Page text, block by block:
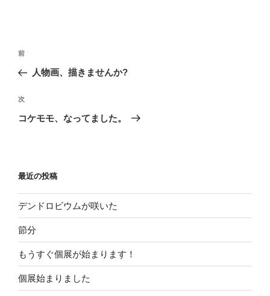
投
ナ
ビ
ゲ
ン
過
去
投
前
人物画、描きませんか?
次
の
次
コケモモ、なってました。
最近の投稿
デンドロビウムが咲いた
節分
もうすぐ個展が始まります！
個展始まりました